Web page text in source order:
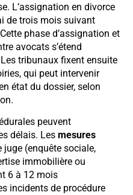
L’assignation en divorce
de trois mois suivant
phase d’assignation et
avocats s’étend
tribunaux fixent ensuite
qui peut intervenir
état du dossier, selon
peuvent
délais. Les mesures
juge (enquête sociale,
immobilière ou
6 à 12 mois
incidents de procédure